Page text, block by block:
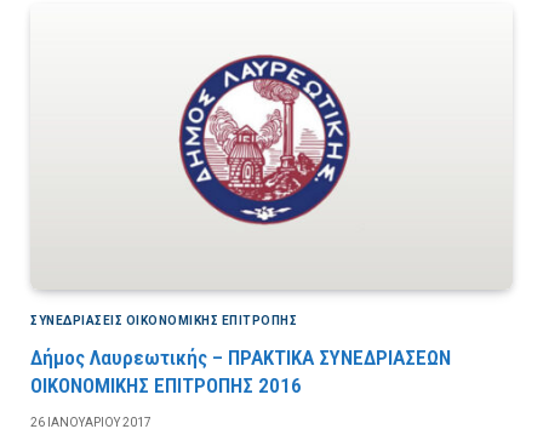
ΣΥΝΕΔΡΙΆΣΕΙΣ ΟΙΚΟΝΟΜΙΚΉΣ ΕΠΙΤΡΟΠΉΣ
Δήμος Λαυρεωτικής – ΠΡΑΚΤΙΚΑ ΣΥΝΕΔΡΙΑΣΕΩΝ
ΟΙΚΟΝΟΜΙΚΗΣ ΕΠΙΤΡΟΠΗΣ 2016
26 ΙΑΝΟΥΑΡΊΟΥ 2017